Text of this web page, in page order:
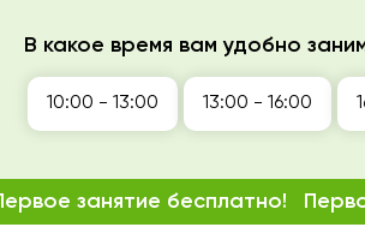
занятие бесплатно!
В какое время вам удобно
10:00 - 13:00 13:00 - 16:00